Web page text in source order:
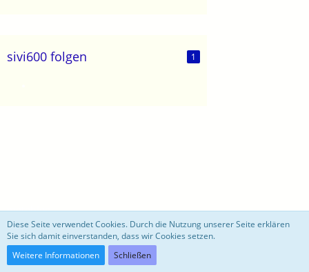
sivi600 folgen 1
motoblog
Community-Software:
Diese Seite verwendet Cookies. Durch die Nutzung unserer Seite erklären
Sie sich damit einverstanden, dass wir Cookies setzen.
Weitere Informationen
Schließen